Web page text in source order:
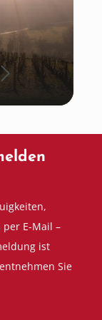
E-Mail –
ist
Sie